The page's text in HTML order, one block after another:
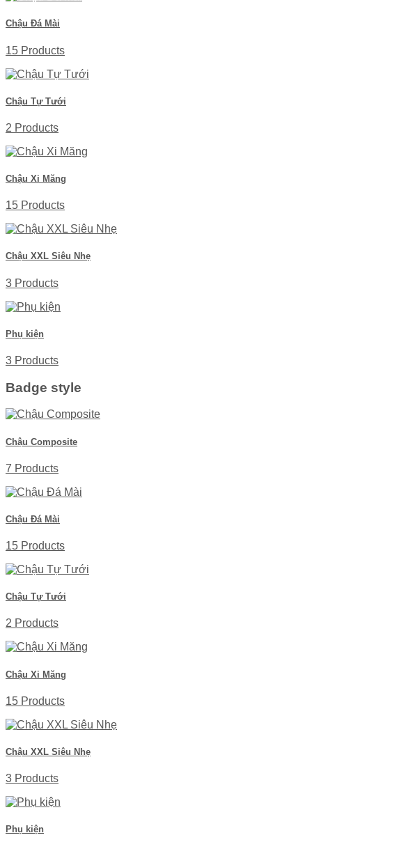
Chậu Đá Mài
15 Products
Chậu Tự Tưới
2 Products
Chậu Xi Măng
15 Products
Chậu XXL Siêu Nhẹ
3 Products
Phụ kiện
3 Products
Badge style
Chậu Composite
7 Products
Chậu Đá Mài
15 Products
Chậu Tự Tưới
2 Products
Chậu Xi Măng
15 Products
Chậu XXL Siêu Nhẹ
3 Products
Phụ kiện